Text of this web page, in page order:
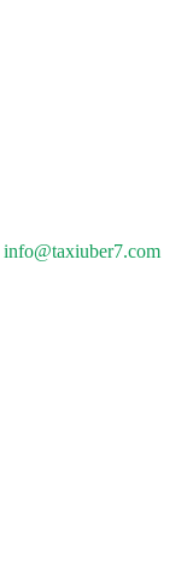
info@taxiuber7.com